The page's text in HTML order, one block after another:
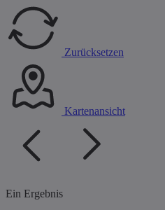
Zurücksetzen
Kartenansicht
Ein Ergebnis